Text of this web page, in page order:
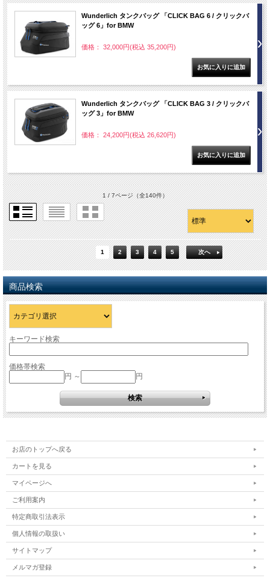
Wunderlich タンクバッグ 「CLICK BAG 6 / クリックバ
ッグ 6」for BMW
価格： 32,000円(税込 35,200円)
Wunderlich タンクバッグ 「CLICK BAG 3 / クリックバ
ッグ 3」for BMW
価格： 24,200円(税込 26,620円)
1 / 7ページ（全140件）
1 2 3 4 5 次へ
商品検索
キーワード検索
価格帯検索
円 ～
円
お店のトップへ戻る
カートを見る
マイページへ
ご利用案内
特定商取引法表示
個人情報の取扱い
サイトマップ
メルマガ登録